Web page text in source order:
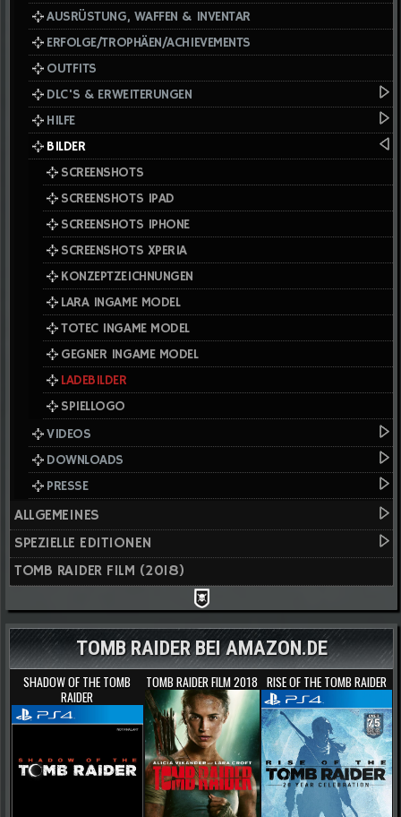
AUSRÜSTUNG, WAFFEN & INVENTAR
ERFOLGE/TROPHÄEN/ACHIEVEMENTS
OUTFITS
DLC'S & ERWEITERUNGEN
HILFE
BILDER
SCREENSHOTS
SCREENSHOTS IPAD
SCREENSHOTS IPHONE
SCREENSHOTS XPERIA
KONZEPTZEICHNUNGEN
LARA INGAME MODEL
TOTEC INGAME MODEL
GEGNER INGAME MODEL
LADEBILDER
SPIELLOGO
VIDEOS
DOWNLOADS
PRESSE
ALLGEMEINES
SPEZIELLE EDITIONEN
TOMB RAIDER FILM (2018)
TOMB RAIDER BEI AMAZON.DE
SHADOW OF THE TOMB
RAIDER
TOMB RAIDER FILM 2018 RISE OF THE TOMB RAIDER